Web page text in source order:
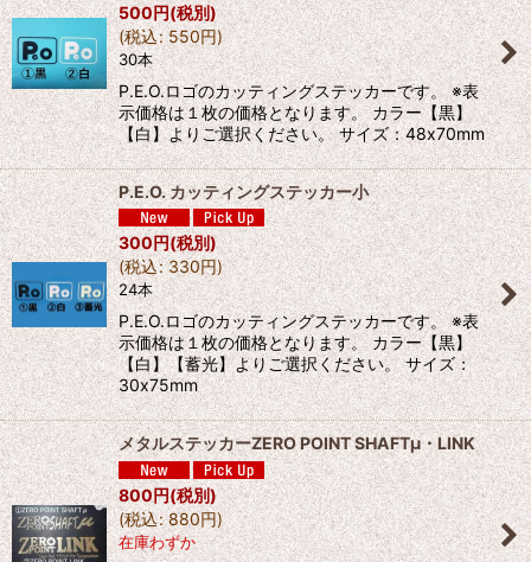
500円(税別)
(税込: 550円)
30本
P.E.O.ロゴのカッティングステッカーです。 ※表
示価格は１枚の価格となります。 カラー【黒】
【白】よりご選択ください。 サイズ：48x70mm
P.E.O. カッティングステッカー小
300円(税別)
(税込: 330円)
24本
P.E.O.ロゴのカッティングステッカーです。 ※表
示価格は１枚の価格となります。 カラー【黒】
【白】【蓄光】よりご選択ください。 サイズ：
30x75mm
メタルステッカーZERO POINT SHAFTμ・LINK
800円(税別)
(税込: 880円)
在庫わずか